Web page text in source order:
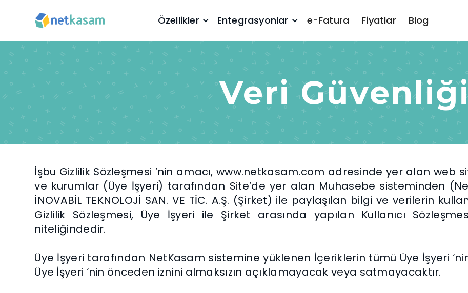
Özellikler Entegrasyonlar e-Fatura Fiyatlar Blog
Veri Güvenliği
İşbu Gizlilik Sözleşmesi ’nin amacı, www.netkasam.com adresinde yer alan web
ve kurumlar (Üye İşyeri) tarafından Site’de yer alan Muhasebe sisteminden
İNOVABİL TEKNOLOJİ SAN. VE TİC. A.Ş. (Şirket) ile paylaşılan bilgi ve verilerin
Gizlilik Sözleşmesi, Üye İşyeri ile Şirket arasında yapılan Kullanıcı
niteliğindedir.
Üye İşyeri tarafından NetKasam sistemine yüklenen İçeriklerin tümü Üye İşyeri
Üye İşyeri ‘nin önceden iznini almaksızın açıklamayacak veya satmayacaktır.